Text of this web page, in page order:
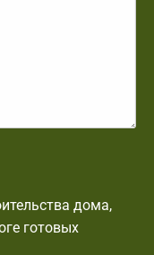
дома,
готовых